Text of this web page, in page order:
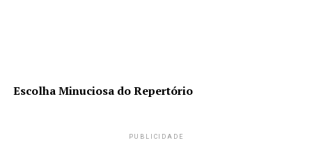
Escolha Minuciosa do Repertório
PUBLICIDADE